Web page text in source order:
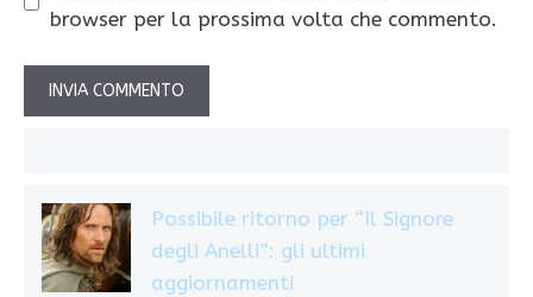
browser per la prossima volta che commento.
Possibile ritorno per “Il Signore
degli Anelli”: gli ultimi
aggiornamenti